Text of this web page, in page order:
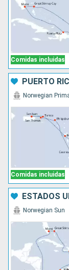
Comidas incluidas
Comidas incluidas
Norwegian
Norwegian Sun